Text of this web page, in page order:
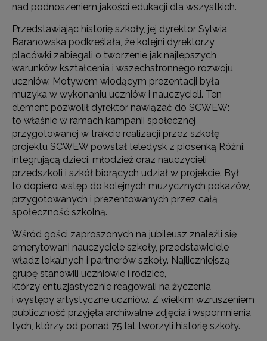
nad podnoszeniem jakości edukacji dla wszystkich.
Przedstawiając historię szkoły, jej dyrektor Sylwia
Baranowska podkreślała, że kolejni dyrektorzy
placówki zabiegali o tworzenie jak najlepszych
warunków kształcenia i wszechstronnego rozwoju
uczniów. Motywem wiodącym prezentacji była
muzyka w wykonaniu uczniów i nauczycieli. Ten
element pozwolił dyrektor nawiązać do SCWEW:
to właśnie w ramach kampanii społecznej
przygotowanej w trakcie realizacji przez szkołę
projektu SCWEW powstał teledysk z piosenką Różni,
integrującą dzieci, młodzież oraz nauczycieli
przedszkoli i szkół biorących udział w projekcie. Był
to dopiero wstęp do kolejnych muzycznych pokazów,
przygotowanych i prezentowanych przez całą
społeczność szkolną.
Wśród gości zaproszonych na jubileusz znaleźli się
emerytowani nauczyciele szkoły, przedstawiciele
władz lokalnych i partnerów szkoły. Najliczniejszą
grupę stanowili uczniowie i rodzice,
którzy entuzjastycznie reagowali na życzenia
i występy artystyczne uczniów. Z wielkim wzruszeniem
publiczność przyjęła archiwalne zdjęcia i wspomnienia
tych, którzy od ponad 75 lat tworzyli historię szkoły.